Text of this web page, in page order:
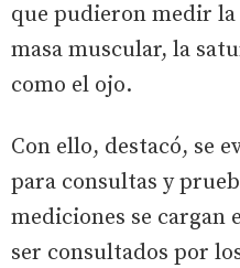
que pudieron medir
masa muscular, la
como el ojo.
Con ello, destacó, se
para consultas y
mediciones se cargan
ser consultados por